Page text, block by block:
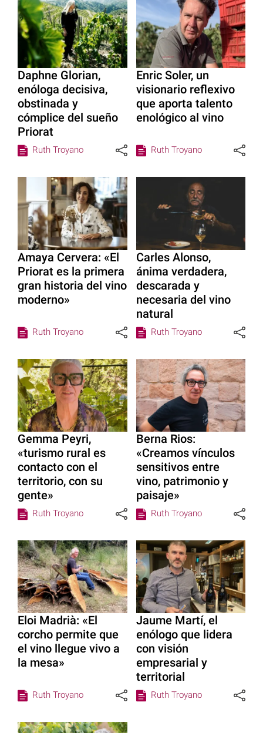
Daphne Glorian,
enóloga decisiva,
obstinada y
cómplice del sueño
Priorat
Ruth Troyano
Enric Soler, un
visionario reflexivo
que aporta talento
enológico al vino
Ruth Troyano
Amaya Cervera: «El
Priorat es la primera
gran historia del vino
moderno»
Ruth Troyano
Carles Alonso,
ánima verdadera,
descarada y
necesaria del vino
natural
Ruth Troyano
Gemma Peyri,
«turismo rural es
contacto con el
territorio, con su
gente»
Ruth Troyano
Berna Rios:
«Creamos vínculos
sensitivos entre
vino, patrimonio y
paisaje»
Ruth Troyano
Eloi Madrià: «El
corcho permite que
el vino llegue vivo a
la mesa»
Ruth Troyano
Jaume Martí, el
enólogo que lidera
con visión
empresarial y
territorial
Ruth Troyano